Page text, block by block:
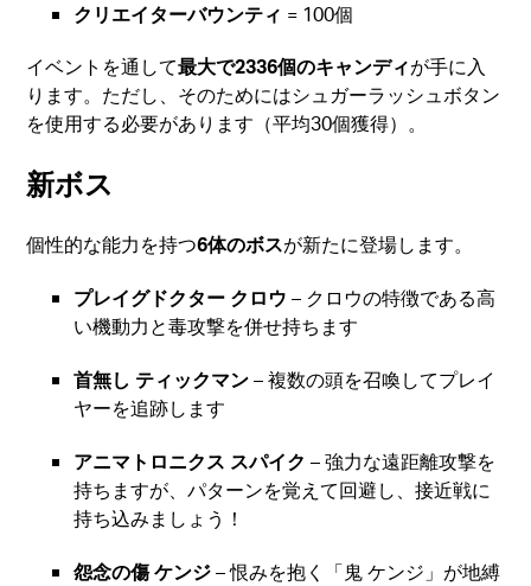
クリエイターバウンティ = 100個
イベントを通して最大で2336個のキャンディが手に入
ります。ただし、そのためにはシュガーラッシュボタン
を使用する必要があります（平均30個獲得）。
新ボス
個性的な能力を持つ6体のボスが新たに登場します。
プレイグドクター クロウ – クロウの特徴である高
い機動力と毒攻撃を併せ持ちます
首無し ティックマン– 複数の頭を召喚してプレイ
ヤーを追跡します
アニマトロニクス スパイク – 強力な遠距離攻撃を
持ちますが、パターンを覚えて回避し、接近戦に
持ち込みましょう！
怨念の傷 ケンジ– 恨みを抱く「鬼 ケンジ」が地縛